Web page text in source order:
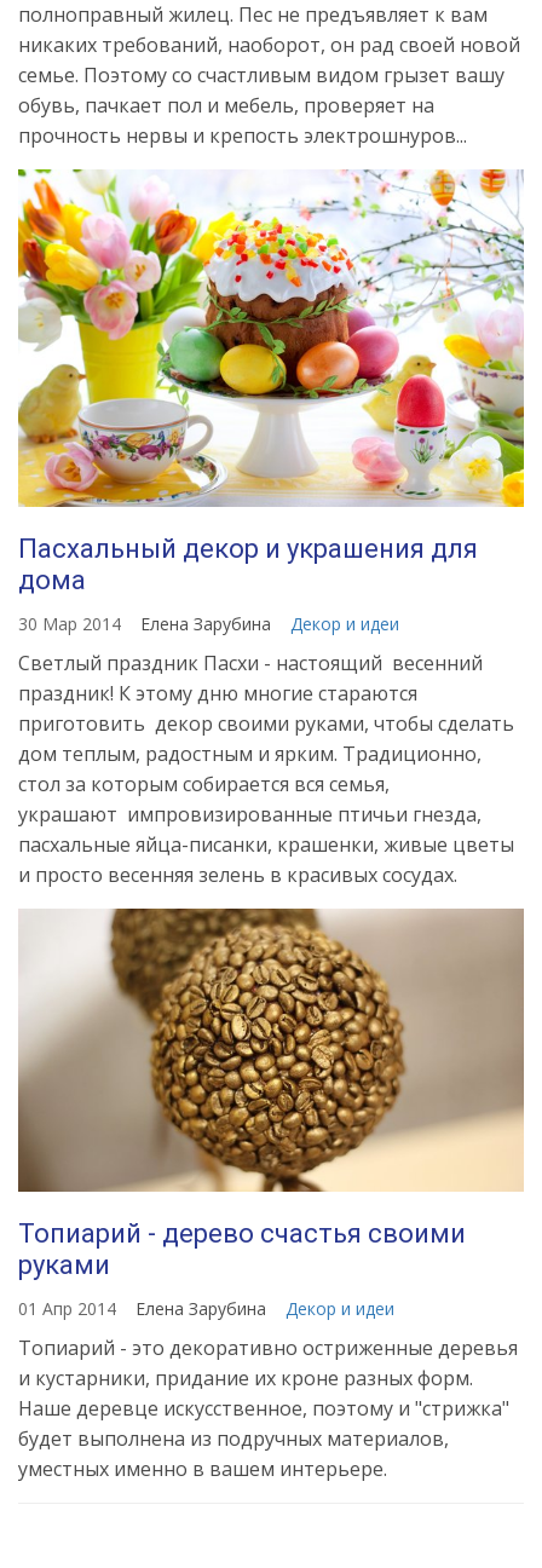
полноправный жилец. Пес не предъявляет к вам
никаких требований, наоборот, он рад своей новой
семье. Поэтому со счастливым видом грызет вашу
обувь, пачкает пол и мебель, проверяет на
прочность нервы и крепость электрошнуров...
Пасхальный декор и украшения для
дома
30 Мар 2014 Елена Зарубина Декор и идеи
Светлый праздник Пасхи - настоящий весенний
праздник! К этому дню многие стараются
приготовить декор своими руками, чтобы сделать
дом теплым, радостным и ярким. Традиционно,
стол за которым собирается вся семья,
украшают импровизированные птичьи гнезда,
пасхальные яйца-писанки, крашенки, живые цветы
и просто весенняя зелень в красивых сосудах.
Топиарий - дерево счастья своими
руками
01 Апр 2014 Елена Зарубина Декор и идеи
Топиарий - это декоративно остриженные деревья
и кустарники, придание их кроне разных форм.
Наше деревце искусственное, поэтому и "стрижка"
будет выполнена из подручных материалов,
уместных именно в вашем интерьере.